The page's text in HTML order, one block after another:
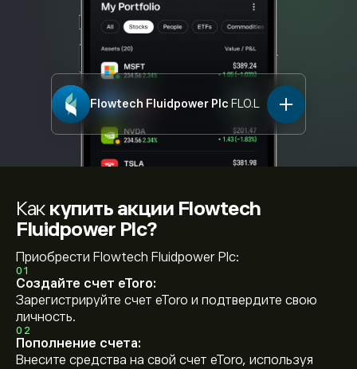
Flowtech Fluidpower Plc FLO.L
Как купить акции Flowtech
Fluidpower Plc?
Приобрести Flowtech Fluidpower Plc:
01
Создайте счет eToro:
Зарегистрируйте счет eToro и подтвердите свою
личность.
02
Пополнение счета:
Внесите средства на свой счет eToro, используя